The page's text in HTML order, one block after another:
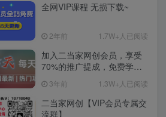
全网VIP课程 无损下载~
2年前 1.7W+人已阅读
加入二当家网创会员，享受
70%的推广提成，免费学习
大神。
3年前 1.3W+人已阅读
二当家网创【VIP会员专属交
流群】